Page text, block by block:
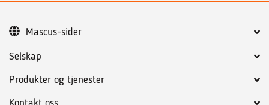
Selskap
Produkter og tjenester
Mascus-sider